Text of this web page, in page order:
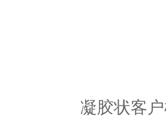
凝胶状客